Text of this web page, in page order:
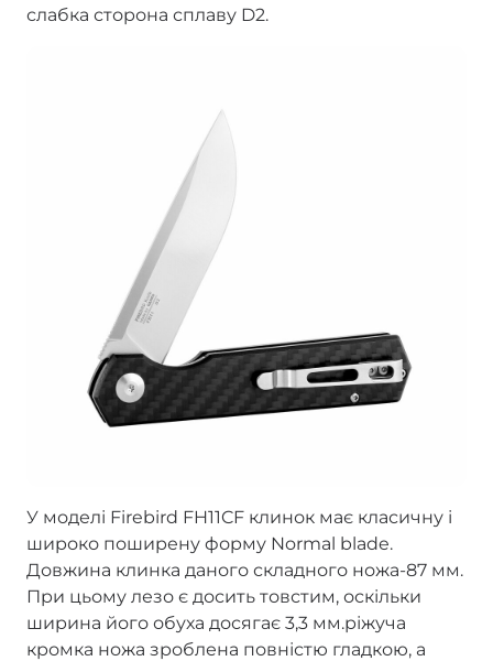
слабка сторона сплаву D2.
У моделі Firebird FH11CF клинок має класичну і
широко поширену форму Normal blade.
Довжина клинка даного складного ножа-87 мм.
При цьому лезо є досить товстим, оскільки
ширина його обуха досягає 3,3 мм.ріжуча
кромка ножа зроблена повністю гладкою, а